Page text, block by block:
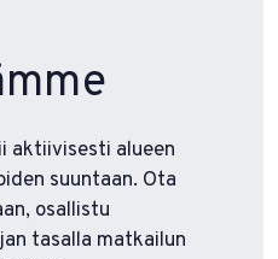
aktiivisesti alueen
suuntaan. Ota
osallistu
tasalla matkailun